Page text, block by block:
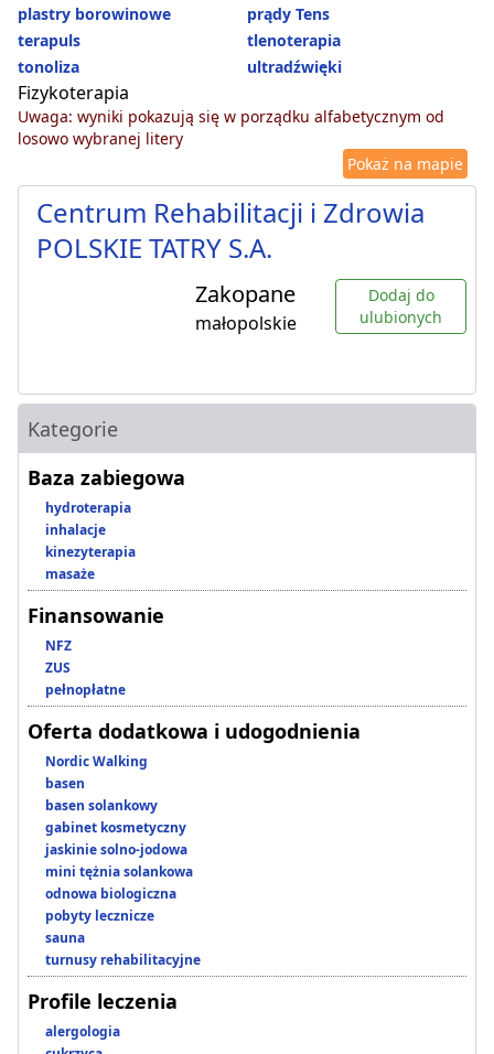
plastry borowinowe
prądy Tens
terapuls
tlenoterapia
tonoliza
ultradźwięki
Fizykoterapia
Uwaga: wyniki pokazują się w porządku alfabetycznym od
losowo wybranej litery
Pokaż na mapie
Centrum Rehabilitacji i Zdrowia
POLSKIE TATRY S.A.
Zakopane
małopolskie
Dodaj do
ulubionych
Kategorie
Baza zabiegowa
hydroterapia
inhalacje
kinezyterapia
masaże
Finansowanie
NFZ
ZUS
pełnopłatne
Oferta dodatkowa i udogodnienia
Nordic Walking
basen
basen solankowy
gabinet kosmetyczny
jaskinie solno-jodowa
mini tężnia solankowa
odnowa biologiczna
pobyty lecznicze
sauna
turnusy rehabilitacyjne
Profile leczenia
alergologia